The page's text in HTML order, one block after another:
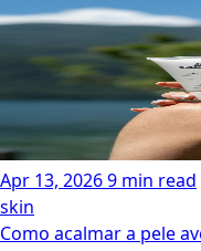
Apr 13, 20269 min read
skin
Como acalmar a pele